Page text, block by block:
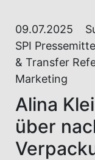
09.07.2025
SPI
& Transfer
Marketing
Alina
über